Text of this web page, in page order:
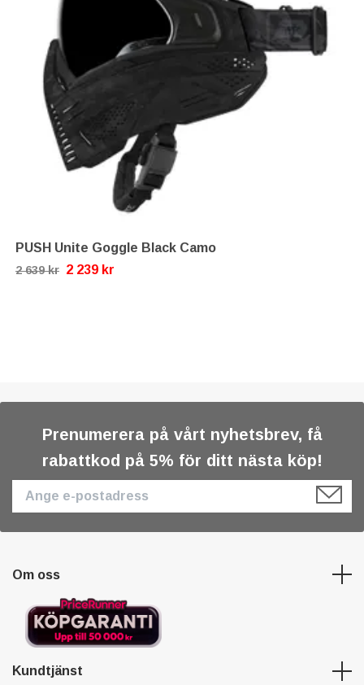
PUSH Unite Goggle Black Camo
2 639 kr 2 239 kr
Prenumerera på vårt nyhetsbrev, få
rabattkod på 5% för ditt nästa köp!
Om oss
Kundtjänst